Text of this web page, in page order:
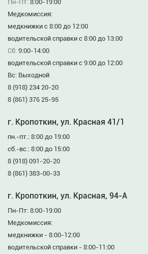
Пн-Пт: 8:00-19:00
Медкомиссия:
медкнижки с 8:00 до 12:00
водительской справки с 8:00 до 13:00
Сб: 9:00-14:00
водительской справки с 9:00 до 12:00
Вс: Выходной
8 (918) 234 20-20
8 (861) 376 25-95
г. Кропоткин, ул. Красная 41/1
пн.-пт.: 8:00 до 19:00
сб.-вс.: 8:00 до 15:00
8 (918) 091-20-20
8 (861) 383-00-33
г. Кропоткин, ул. Красная, 94-А
Пн-Пт: 8:00-19:00
Медкомиссия:
медкнижки - 8:00-12:00
водительской справки - 8:00-11:00